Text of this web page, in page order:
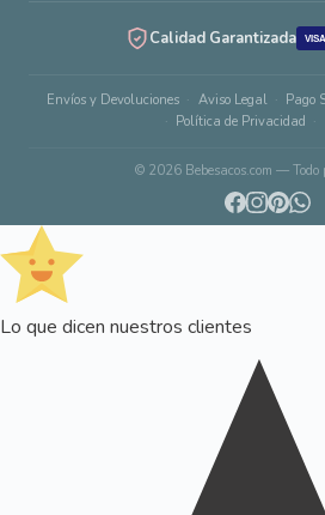
Calidad Garantizada VISA
Envíos y Devoluciones Aviso Legal Pago
Política de Privacidad
© 2026 Bebesacos.com — Todo
Lo que dicen nuestros clientes